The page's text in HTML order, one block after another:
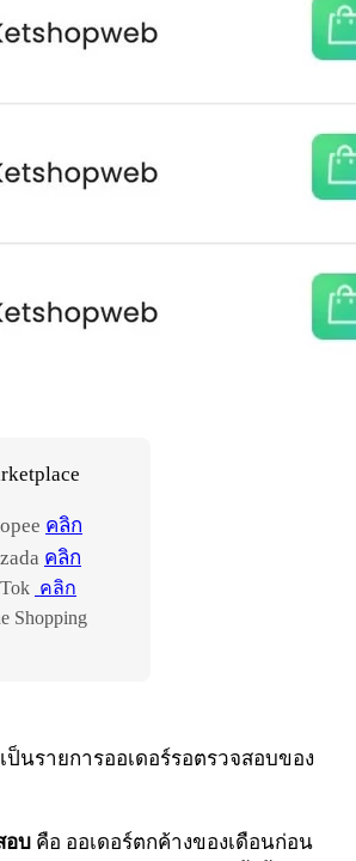
คลิก
คลิก
คลิก
Shopping
ป็นรายการออเดอร์รอตรวจสอบของ
อบ คือ ออเดอร์ตกค้างของเดือนก่อน